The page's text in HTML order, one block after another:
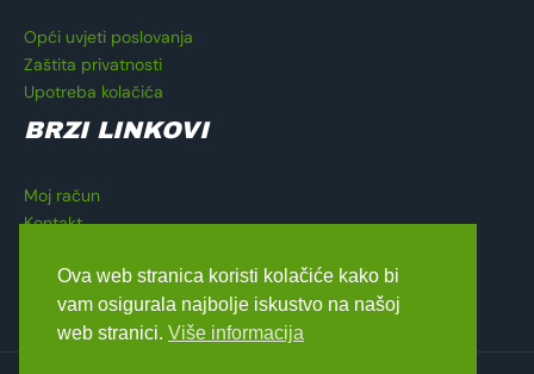
Opći uvjeti poslovanja
Zaštita privatnosti
Upotreba kolačića
BRZI LINKOVI
Moj račun
Kontakt
Blagajna
Ova web stranica koristi kolačiće kako bi
vam osigurala najbolje iskustvo na našoj
web stranici. Više informacija